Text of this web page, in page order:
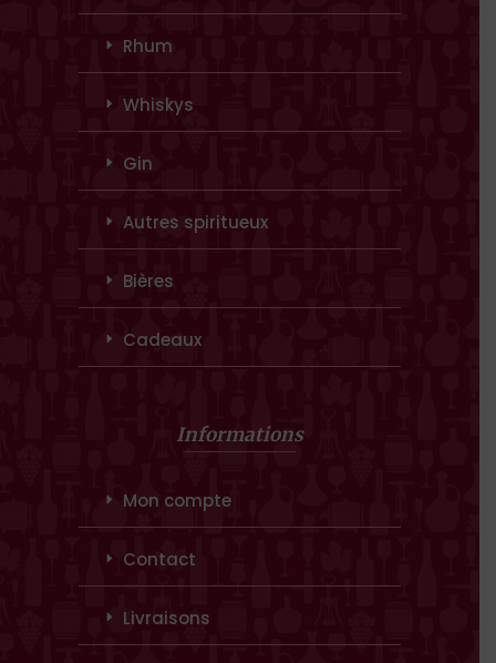
Rhum
Whiskys
Gin
Autres spiritueux
Bières
Cadeaux
Informations
Mon compte
Contact
Livraisons